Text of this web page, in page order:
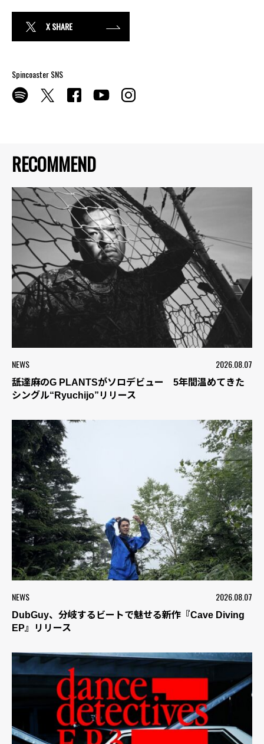
RECOMMEND
NEWS 2026.08.07
舐達麻のG PLANTSがソロデビュー 5年間温めてきた
シングル“Ryuchijo”リリース
NEWS 2026.08.07
DubGuy、分岐するビートで魅せる新作『Cave Diving
EP』リリース
X SHARE
Spincoaster SNS